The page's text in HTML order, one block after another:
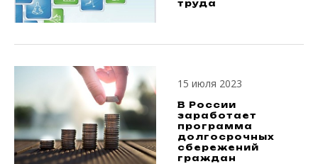
труда
15 июля 2023
В России
заработает
программа
долгосрочных
сбережений
граждан